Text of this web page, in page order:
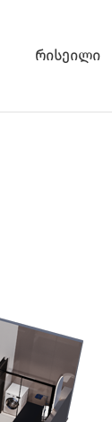
რისეილი